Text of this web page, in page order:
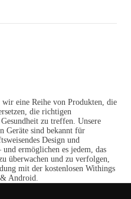
eine Reihe von Produkten, die
die richtigen
zu treffen. Unsere
Geräte sind bekannt für
Design und
ermöglichen es jedem, das
überwachen und zu verfolgen,
mit der kostenlosen Withings
Android.